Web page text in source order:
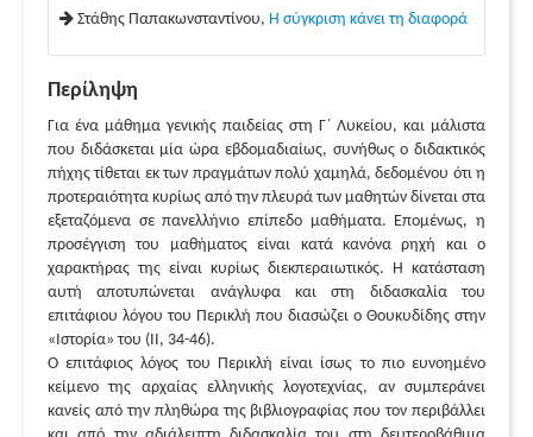
Στάθης Παπακωνσταντίνου, Η σύγκριση κάνει τη διαφορά
Περίληψη
Για ένα μάθημα γενικής παιδείας στη Γ΄ Λυκείου, και μάλιστα
που διδάσκεται μία ώρα εβδομαδιαίως, συνήθως ο διδακτικός
πήχης τίθεται εκ των πραγμάτων πολύ χαμηλά, δεδομένου ότι η
προτεραιότητα κυρίως από την πλευρά των μαθητών δίνεται στα
εξεταζόμενα σε πανελλήνιο επίπεδο μαθήματα. Επομένως, η
προσέγγιση του μαθήματος είναι κατά κανόνα ρηχή και ο
χαρακτήρας της είναι κυρίως διεκπεραιωτικός. Η κατάσταση
αυτή αποτυπώνεται ανάγλυφα και στη διδασκαλία του
επιτάφιου λόγου του Περικλή που διασώζει ο Θουκυδίδης στην
«Ιστορία» του (ΙΙ, 34-46).
Ο επιτάφιος λόγος του Περικλή είναι ίσως το πιο ευνοημένο
κείμενο της αρχαίας ελληνικής λογοτεχνίας, αν συμπεράνει
κανείς από την πληθώρα της βιβλιογραφίας που τον περιβάλλει